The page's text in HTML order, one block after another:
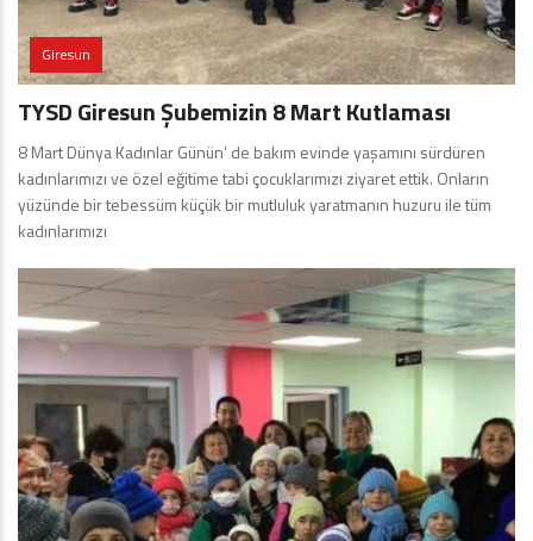
Giresun
TYSD Giresun Şubemizin 8 Mart Kutlaması
8 Mart Dünya Kadınlar Günün’ de bakım evinde yaşamını sürdüren
kadınlarımızı ve özel eğitime tabi çocuklarımızı ziyaret ettik. Onların
yüzünde bir tebessüm küçük bir mutluluk yaratmanın huzuru ile tüm
kadınlarımızı